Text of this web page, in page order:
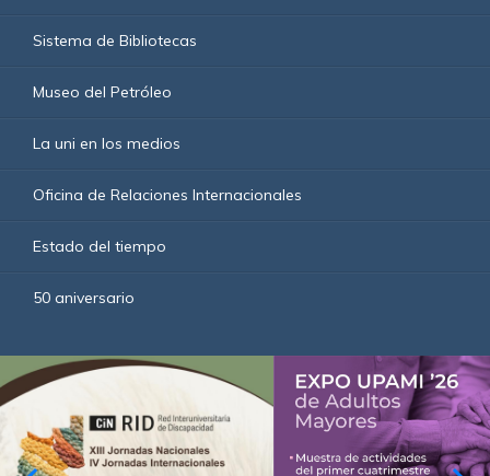
Sistema de Bibliotecas
Museo del Petróleo
La uni en los medios
Oficina de Relaciones Internacionales
Estado del tiempo
50 aniversario